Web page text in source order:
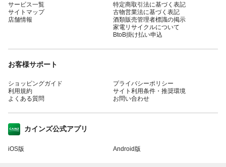
サービス一覧
サイトマップ
店舗情報
特定商取引法に基づく表記
古物営業法に基づく表記
酒類販売管理者標識の掲示
家電リサイクルについて
BtoB掛け払い申込
お客様サポート
ショッピングガイド
利用規約
よくある質問
プライバシーポリシー
サイト利用条件・推奨環境
お問い合わせ
カインズ公式アプリ
iOS版 Android版